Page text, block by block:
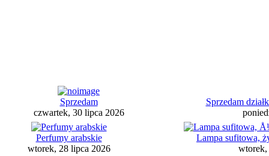
Sprzedam
czwartek, 30 lipca 2026
Sprzedam
Perfumy arabskie
wtorek, 28 lipca 2026
Lampa sufitowa,
wtorek,